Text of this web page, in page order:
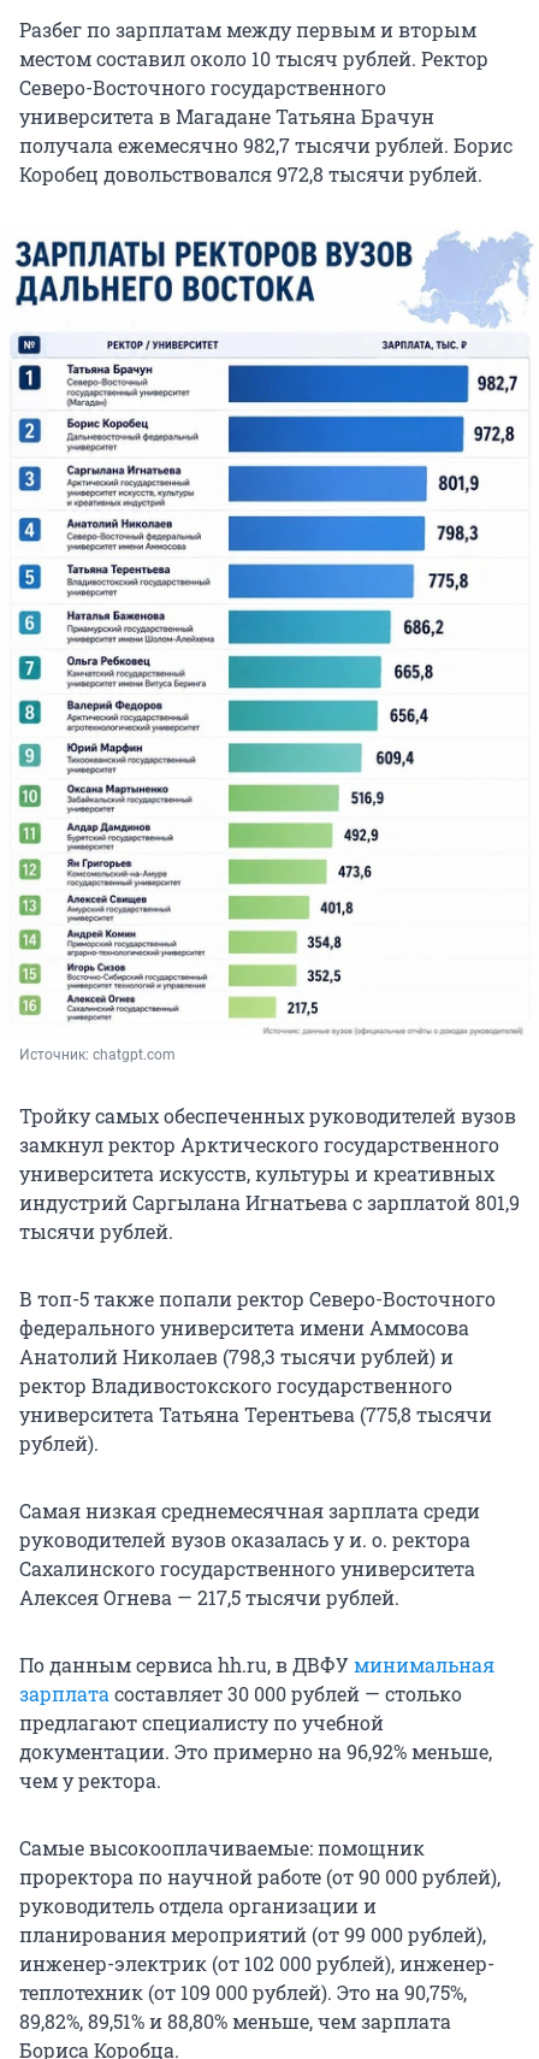
Разбег по зарплатам между первым и вторым
местом составил около 10 тысяч рублей. Ректор
Северо-Восточного государственного
университета в Магадане Татьяна Брачун
получала ежемесячно 982,7 тысячи рублей. Борис
Коробец довольствовался 972,8 тысячи рублей.
Источник: chatgpt.com
Тройку самых обеспеченных руководителей вузов
замкнул ректор Арктического государственного
университета искусств, культуры и креативных
индустрий Саргылана Игнатьева с зарплатой 801,9
тысячи рублей.
В топ-5 также попали ректор Северо-Восточного
федерального университета имени Аммосова
Анатолий Николаев (798,3 тысячи рублей) и
ректор Владивостокского государственного
университета Татьяна Терентьева (775,8 тысячи
рублей).
Самая низкая среднемесячная зарплата среди
руководителей вузов оказалась у и. о. ректора
Сахалинского государственного университета
Алексея Огнева — 217,5 тысячи рублей.
По данным сервиса hh.ru, в ДВФУминимальная
зарплата составляет 30 000 рублей — столько
предлагают специалисту по учебной
документации. Это примерно на 96,92% меньше,
чем у ректора.
Самые высокооплачиваемые: помощник
проректора по научной работе (от 90 000 рублей),
руководитель отдела организации и
планирования мероприятий (от 99 000 рублей),
инженер-электрик (от 102 000 рублей), инженер-
теплотехник (от 109 000 рублей). Это на 90,75%,
89,82%, 89,51% и 88,80% меньше, чем зарплата
Бориса Коробца.